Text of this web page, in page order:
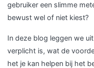
gebruiker een slimme
bewust wel of niet kiest?
In deze blog leggen we
verplicht is, wat de
het je kan helpen bij het